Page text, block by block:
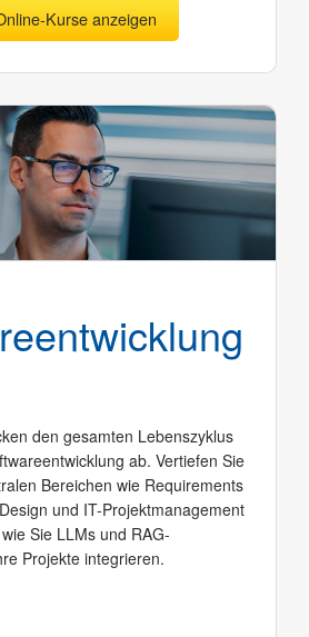
Kurse anzeigen
den gesamten Lebenszyklus
ab. Vertiefen Sie
Bereichen wie Requirements
und IT-Projektmanagement
Sie LLMs und RAG-
Projekte integrieren.